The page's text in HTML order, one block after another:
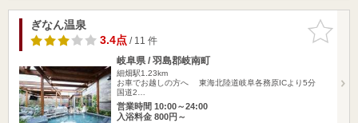
お気に入
りに追加
ぎなん温泉
3.4点/ 11 件
岐阜県 / 羽島郡岐南町
細畑駅1.23km
お車でお越しの方へ 東海北陸道岐阜各務原ICより5分
国道2…
営業時間 10:00～24:00
入浴料金 800円～